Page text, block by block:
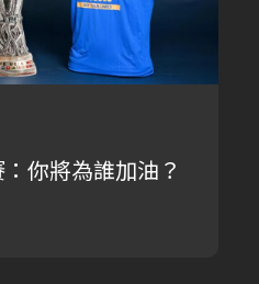
你將為誰加油？